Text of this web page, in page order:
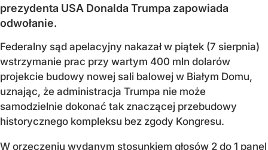
prezydenta USA Donalda Trumpa zapowiada
odwołanie.
Federalny sąd apelacyjny nakazał w piątek (7 sierpnia)
wstrzymanie prac przy wartym 400 mln dolarów
projekcie budowy nowej sali balowej w Białym Domu,
uznając, że administracja Trumpa nie może
samodzielnie dokonać tak znaczącej przebudowy
historycznego kompleksu bez zgody Kongresu.
W orzeczeniu wydanym stosunkiem głosów 2 do 1 panel